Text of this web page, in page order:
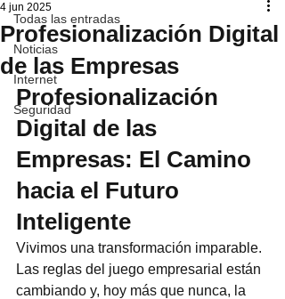
Todas las entradas
Noticias
Internet
Seguridad
Profesionalización Digital
de las Empresas
4 jun 2025
Profesionalización
Digital de las
Empresas: El Camino
hacia el Futuro
Inteligente
Vivimos una transformación imparable.
Las reglas del juego empresarial están
cambiando y, hoy más que nunca, la